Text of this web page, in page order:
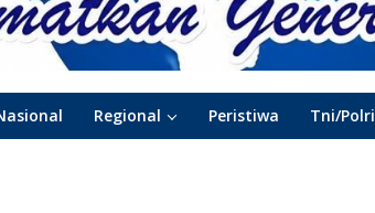
Regional Peristiwa Tni/Polri